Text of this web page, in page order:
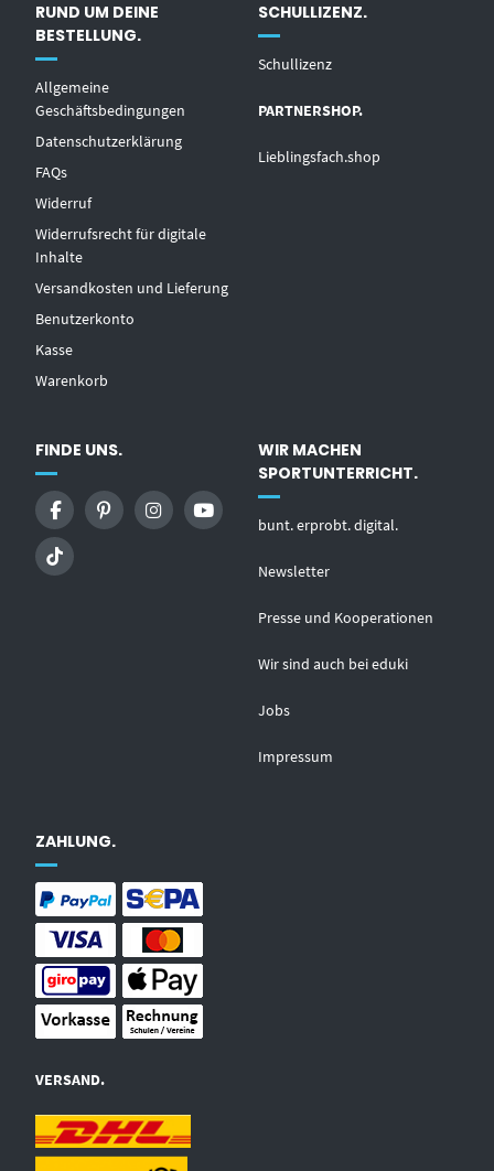
RUND UM DEINE
BESTELLUNG.
Allgemeine
Geschäftsbedingungen
Datenschutzerklärung
FAQs
Widerruf
Widerrufsrecht für digitale
Inhalte
Versandkosten und Lieferung
Benutzerkonto
Kasse
Warenkorb
SCHULLIZENZ.
Schullizenz
PARTNERSHOP.
Lieblingsfach.shop
FINDE UNS.
WIR MACHEN
SPORTUNTERRICHT.
bunt. erprobt. digital.
Newsletter
Presse und Kooperationen
Wir sind auch bei eduki
Jobs
Impressum
ZAHLUNG.
VERSAND.